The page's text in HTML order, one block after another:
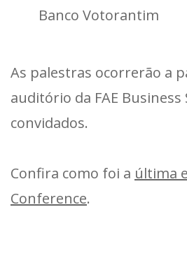
Banco Votorantim
As palestras ocorrerão a
auditório da FAE Business
convidados.
Confira como foi a última
Conference.